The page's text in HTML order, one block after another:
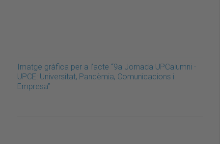
Imatge gràfica per a l’acte “9a Jornada UPCalumni -
UPCE: Universitat, Pandèmia, Comunicacions i
Empresa”